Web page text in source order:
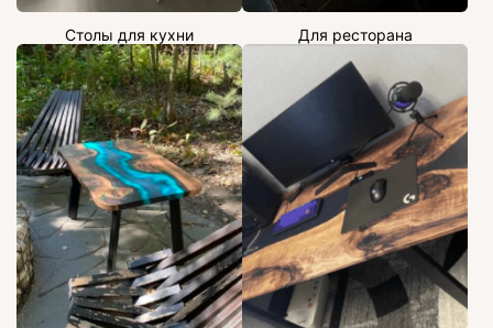
Столы для кухни Для ресторана